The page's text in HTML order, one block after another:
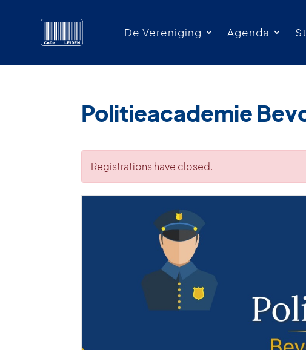
De Vereniging Agenda
Politieacademie
Registrations have closed.